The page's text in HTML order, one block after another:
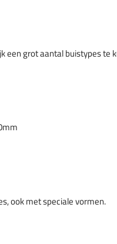
een grot aantal buistypes te
ook met speciale vormen.